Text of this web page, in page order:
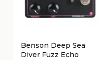
Benson Deep Sea
Diver Fuzz Echo